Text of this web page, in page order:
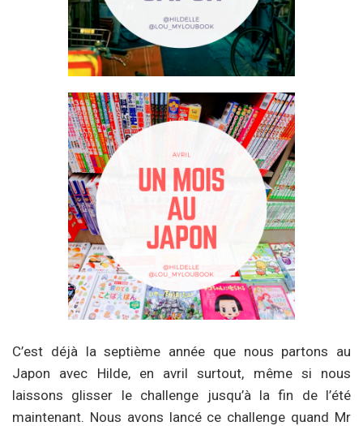
C’est déjà la septième année que nous partons au
Japon avec Hilde, en avril surtout, même si nous
laissons glisser le challenge jusqu’à la fin de l’été
maintenant. Nous avons lancé ce challenge quand Mr